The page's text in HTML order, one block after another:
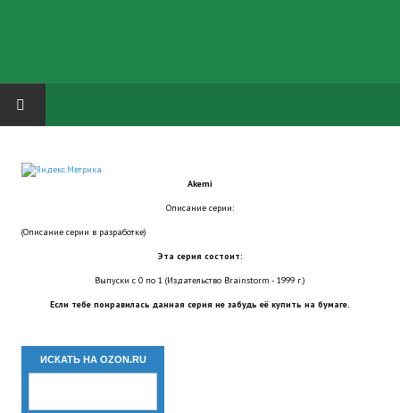
Завершённые проекты
Теневой кардинал для Обливиона
Aliens vs Predator 2 (Русские субтитры)
Akemi
Описание серии:
(Описание серии в разработке)
Эта серия состоит:
Выпуски с 0 по 1 (Издательство Brainstorm - 1999 г.)
Если тебе понравилась данная серия не забудь её купить на бумаге.
ИСКАТЬ НА OZON.RU